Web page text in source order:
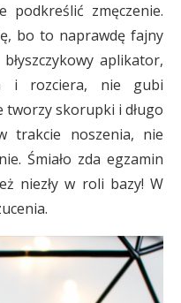
podkreślić zmęczenie.
bo to naprawdę fajny
aplikator,
i rozciera, nie gubi
skorupki i długo
trakcie noszenia, nie
Śmiało zda egzamin
niezły w roli bazy! W